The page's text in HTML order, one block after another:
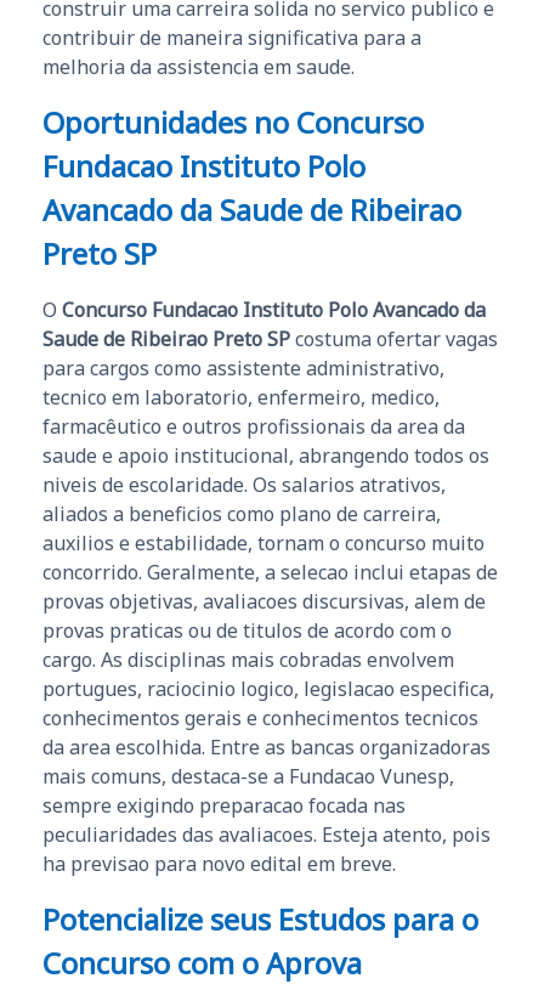
construir uma carreira solida no servico publico e
contribuir de maneira significativa para a
melhoria da assistencia em saude.
Oportunidades no Concurso
Fundacao Instituto Polo
Avancado da Saude de Ribeirao
Preto SP
O Concurso Fundacao Instituto Polo Avancado da
Saude de Ribeirao Preto SPcostuma ofertar vagas
para cargos como assistente administrativo,
tecnico em laboratorio, enfermeiro, medico,
farmacêutico e outros profissionais da area da
saude e apoio institucional, abrangendo todos os
niveis de escolaridade. Os salarios atrativos,
aliados a beneficios como plano de carreira,
auxilios e estabilidade, tornam o concurso muito
concorrido. Geralmente, a selecao inclui etapas de
provas objetivas, avaliacoes discursivas, alem de
provas praticas ou de titulos de acordo com o
cargo. As disciplinas mais cobradas envolvem
portugues, raciocinio logico, legislacao especifica,
conhecimentos gerais e conhecimentos tecnicos
da area escolhida. Entre as bancas organizadoras
mais comuns, destaca-se a Fundacao Vunesp,
sempre exigindo preparacao focada nas
peculiaridades das avaliacoes. Esteja atento, pois
ha previsao para novo edital em breve.
Potencialize seus Estudos para o
Concurso com o Aprova